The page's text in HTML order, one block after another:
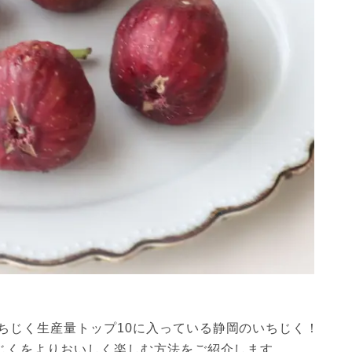
く生産量トップ10に入っている静岡のいちじく！
をよりおいしく楽しむ方法をご紹介します。